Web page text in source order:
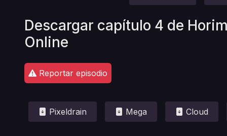
Descargar capítulo 4 de
Online
Reportar episodio
Pixeldrain Mega Cloud